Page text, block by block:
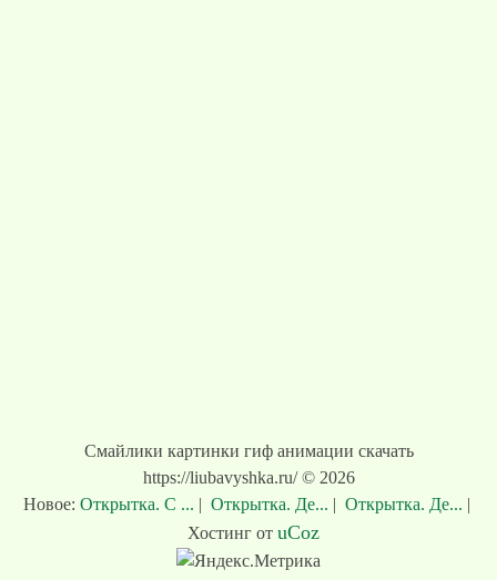
Смайлики картинки гиф анимации скачать
https://liubavyshka.ru/ © 2026
Новое: Открытка. С ... | Открытка. Де... | Открытка. Де... |
Хостинг от uCoz